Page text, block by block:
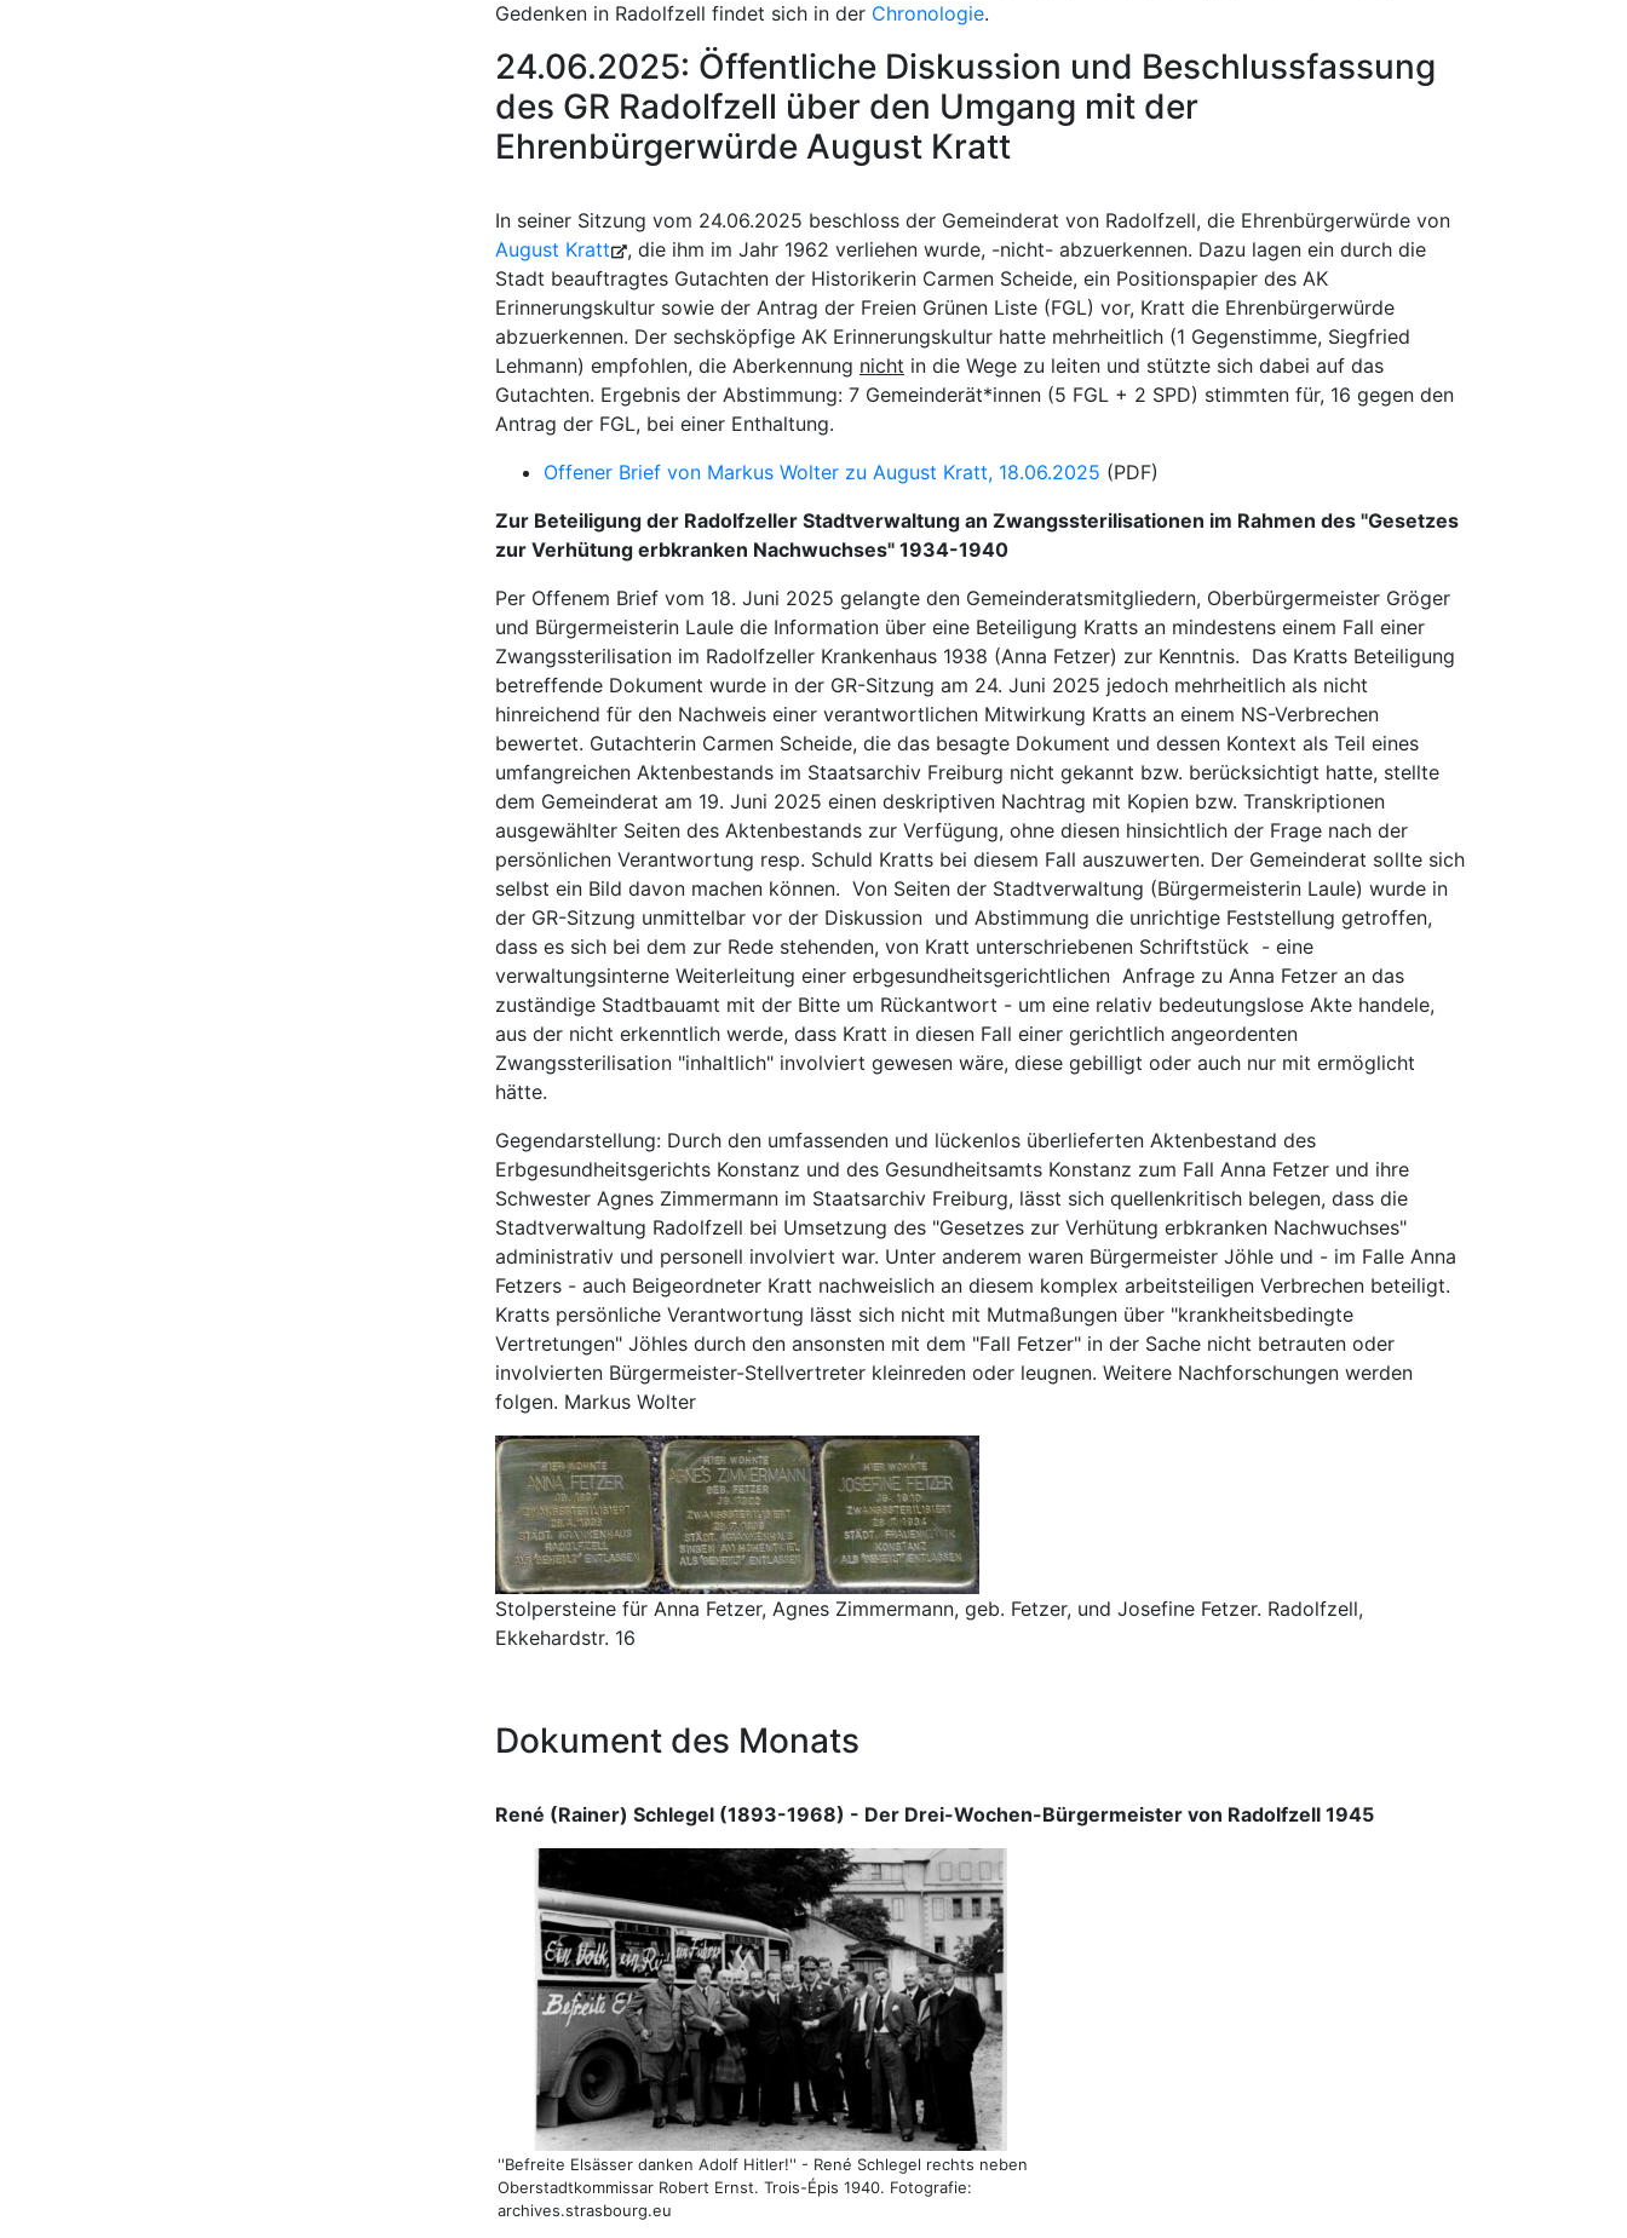
Gedenken in Radolfzell findet sich in der Chronologie.
24.06.2025: Öffentliche Diskussion und Beschlussfassung
des GR Radolfzell über den Umgang mit der
Ehrenbürgerwürde August Kratt
In seiner Sitzung vom 24.06.2025 beschloss der Gemeinderat von Radolfzell, die Ehrenbürgerwürde von
August Kratt
, die ihm im Jahr 1962 verliehen wurde, -nicht- abzuerkennen. Dazu lagen ein durch die
Stadt beauftragtes Gutachten der Historikerin Carmen Scheide, ein Positionspapier des AK
Erinnerungskultur sowie der Antrag der Freien Grünen Liste (FGL) vor, Kratt die Ehrenbürgerwürde
abzuerkennen. Der sechsköpfige AK Erinnerungskultur hatte mehrheitlich (1 Gegenstimme, Siegfried
Lehmann) empfohlen, die Aberkennung nicht in die Wege zu leiten und stützte sich dabei auf das
Gutachten. Ergebnis der Abstimmung: 7 Gemeinderät*innen (5 FGL + 2 SPD) stimmten für, 16 gegen den
Antrag der FGL, bei einer Enthaltung.
Offener Brief von Markus Wolter zu August Kratt, 18.06.2025 (PDF)
Zur Beteiligung der Radolfzeller Stadtverwaltung an Zwangssterilisationen im Rahmen des "Gesetzes
zur Verhütung erbkranken Nachwuchses" 1934-1940
Per Offenem Brief vom 18. Juni 2025 gelangte den Gemeinderatsmitgliedern, Oberbürgermeister Gröger
und Bürgermeisterin Laule die Information über eine Beteiligung Kratts an mindestens einem Fall einer
Zwangssterilisation im Radolfzeller Krankenhaus 1938 (Anna Fetzer) zur Kenntnis. Das Kratts Beteiligung
betreffende Dokument wurde in der GR-Sitzung am 24. Juni 2025 jedoch mehrheitlich als nicht
hinreichend für den Nachweis einer verantwortlichen Mitwirkung Kratts an einem NS-Verbrechen
bewertet. Gutachterin Carmen Scheide, die das besagte Dokument und dessen Kontext als Teil eines
umfangreichen Aktenbestands im Staatsarchiv Freiburg nicht gekannt bzw. berücksichtigt hatte, stellte
dem Gemeinderat am 19. Juni 2025 einen deskriptiven Nachtrag mit Kopien bzw. Transkriptionen
ausgewählter Seiten des Aktenbestands zur Verfügung, ohne diesen hinsichtlich der Frage nach der
persönlichen Verantwortung resp. Schuld Kratts bei diesem Fall auszuwerten. Der Gemeinderat sollte sich
selbst ein Bild davon machen können. Von Seiten der Stadtverwaltung (Bürgermeisterin Laule) wurde in
der GR-Sitzung unmittelbar vor der Diskussion und Abstimmung die unrichtige Feststellung getroffen,
dass es sich bei dem zur Rede stehenden, von Kratt unterschriebenen Schriftstück - eine
verwaltungsinterne Weiterleitung einer erbgesundheitsgerichtlichen Anfrage zu Anna Fetzer an das
zuständige Stadtbauamt mit der Bitte um Rückantwort - um eine relativ bedeutungslose Akte handele,
aus der nicht erkenntlich werde, dass Kratt in diesen Fall einer gerichtlich angeordenten
Zwangssterilisation "inhaltlich" involviert gewesen wäre, diese gebilligt oder auch nur mit ermöglicht
hätte.
Gegendarstellung: Durch den umfassenden und lückenlos überlieferten Aktenbestand des
Erbgesundheitsgerichts Konstanz und des Gesundheitsamts Konstanz zum Fall Anna Fetzer und ihre
Schwester Agnes Zimmermann im Staatsarchiv Freiburg, lässt sich quellenkritisch belegen, dass die
Stadtverwaltung Radolfzell bei Umsetzung des "Gesetzes zur Verhütung erbkranken Nachwuchses"
administrativ und personell involviert war. Unter anderem waren Bürgermeister Jöhle und - im Falle Anna
Fetzers - auch Beigeordneter Kratt nachweislich an diesem komplex arbeitsteiligen Verbrechen beteiligt.
Kratts persönliche Verantwortung lässt sich nicht mit Mutmaßungen über "krankheitsbedingte
Vertretungen" Jöhles durch den ansonsten mit dem "Fall Fetzer" in der Sache nicht betrauten oder
involvierten Bürgermeister-Stellvertreter kleinreden oder leugnen. Weitere Nachforschungen werden
folgen. Markus Wolter
Stolpersteine für Anna Fetzer, Agnes Zimmermann, geb. Fetzer, und Josefine Fetzer. Radolfzell,
Ekkehardstr. 16
Dokument des Monats
René (Rainer) Schlegel (1893-1968) - Der Drei-Wochen-Bürgermeister von Radolfzell 1945
''Befreite Elsässer danken Adolf Hitler!'' - René Schlegel rechts neben
Oberstadtkommissar Robert Ernst. Trois-Épis 1940. Fotografie:
archives.strasbourg.eu